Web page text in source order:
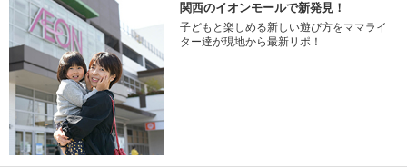
関西のイオンモールで新発見！
子どもと楽しめる新しい遊び方をママライ
ター達が現地から最新リポ！